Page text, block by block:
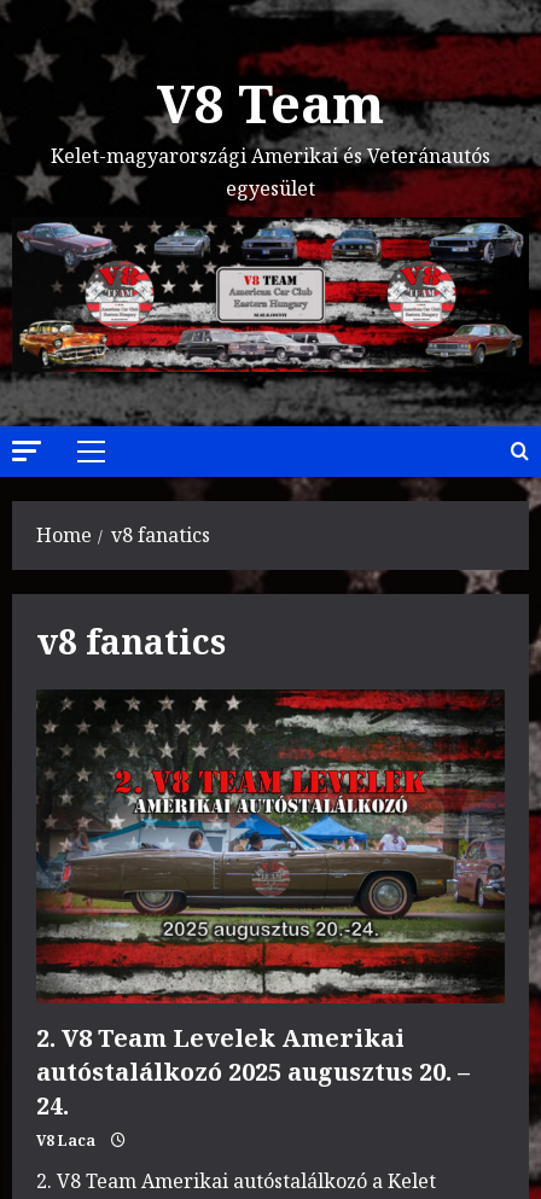
Skip
content
V8 Team
Kelet-magyarországi Amerikai és Veteránautós
egyesület
Primary
Home v8 fanatics
v8 fanatics
2. V8 Team Levelek Amerikai
autóstalálkozó 2025 augusztus 20. –
24.
V8 Laca
2. V8 Team Amerikai autóstalálkozó a Kelet